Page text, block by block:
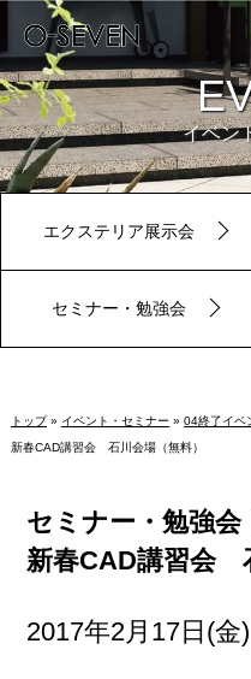
イベン
エクステリア展示会
セミナー・勉強会
トップ» イベント・セミナー » 04終了イベ
新春CAD講習会 石川会場（無料）
セミナー・勉強会
新春CAD講習会
2017年2月17日(